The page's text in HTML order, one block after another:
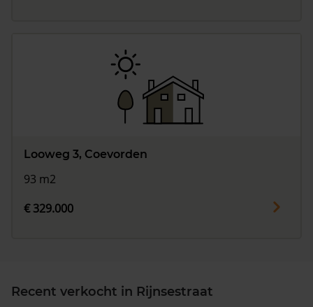
Looweg 3, Coevorden
93 m2
€ 329.000
Recent verkocht in Rijnsestraat